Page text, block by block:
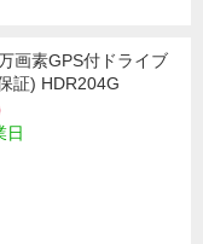
画素GPS付ドライブ
証) HDR204G
日